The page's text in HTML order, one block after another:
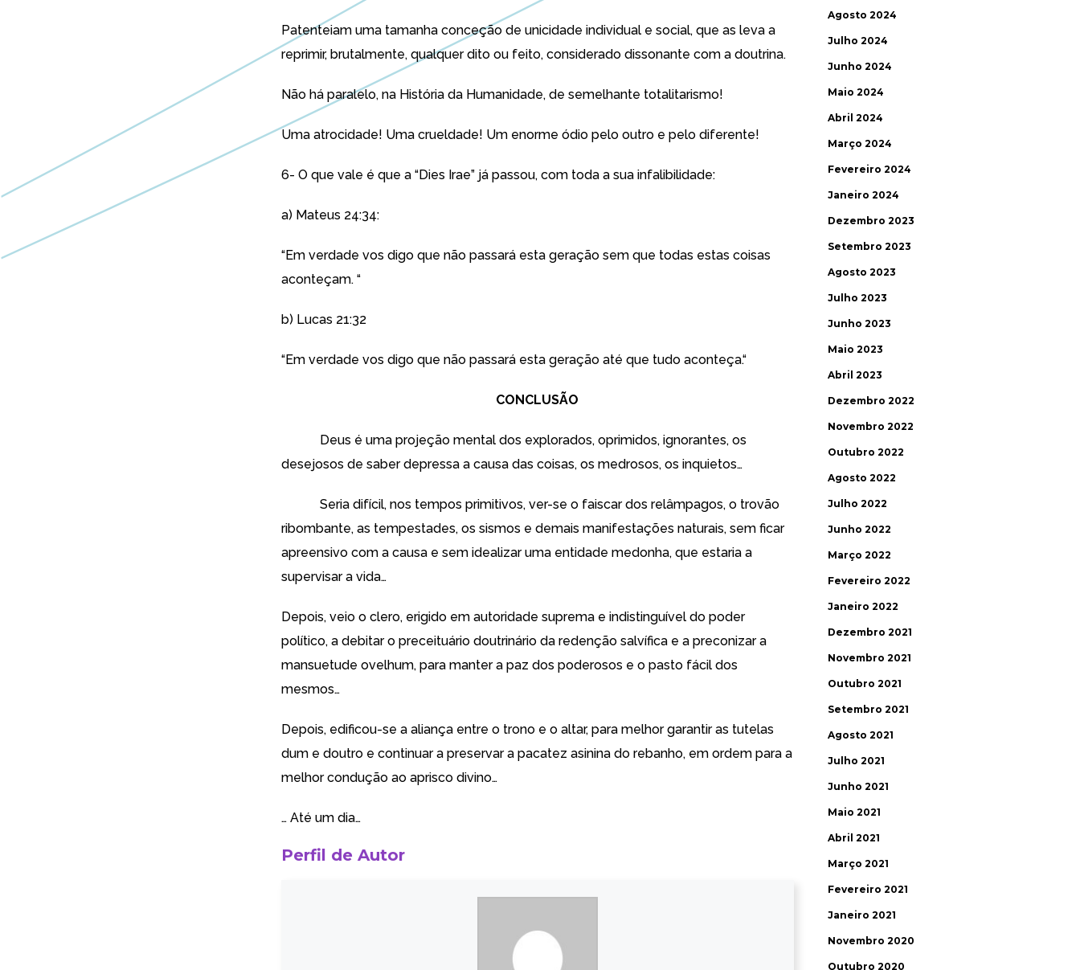
Patenteiam uma tamanha conceção de unicidade individual e social, que as leva a
reprimir, brutalmente, qualquer dito ou feito, considerado dissonante com a doutrina.
Não há paralelo, na História da Humanidade, de semelhante totalitarismo!
Uma atrocidade! Uma crueldade! Um enorme ódio pelo outro e pelo diferente!
6- O que vale é que a “Dies Irae” já passou, com toda a sua infalibilidade:
a) Mateus 24:34:
“Em verdade vos digo que não passará esta geração sem que todas estas coisas
aconteçam. “
b) Lucas 21:32
“Em verdade vos digo que não passará esta geração até que tudo aconteça.“
CONCLUSÃO
Deus é uma projeção mental dos explorados, oprimidos, ignorantes, os
desejosos de saber depressa a causa das coisas, os medrosos, os inquietos…
Seria difícil, nos tempos primitivos, ver-se o faiscar dos relâmpagos, o trovão
ribombante, as tempestades, os sismos e demais manifestações naturais, sem ficar
apreensivo com a causa e sem idealizar uma entidade medonha, que estaria a
supervisar a vida…
Depois, veio o clero, erigido em autoridade suprema e indistinguível do poder
político, a debitar o preceituário doutrinário da redenção salvífica e a preconizar a
mansuetude ovelhum, para manter a paz dos poderosos e o pasto fácil dos
mesmos…
Depois, edificou-se a aliança entre o trono e o altar, para melhor garantir as tutelas
dum e doutro e continuar a preservar a pacatez asinina do rebanho, em ordem para a
melhor condução ao aprisco divino…
… Até um dia…
Perfil de Autor
Agosto 2024
Julho 2024
Junho 2024
Maio 2024
Abril 2024
Março 2024
Fevereiro 2024
Janeiro 2024
Dezembro 2023
Setembro 2023
Agosto 2023
Julho 2023
Junho 2023
Maio 2023
Abril 2023
Dezembro 2022
Novembro 2022
Outubro 2022
Agosto 2022
Julho 2022
Junho 2022
Março 2022
Fevereiro 2022
Janeiro 2022
Dezembro 2021
Novembro 2021
Outubro 2021
Setembro 2021
Agosto 2021
Julho 2021
Junho 2021
Maio 2021
Abril 2021
Março 2021
Fevereiro 2021
Janeiro 2021
Novembro 2020
Outubro 2020